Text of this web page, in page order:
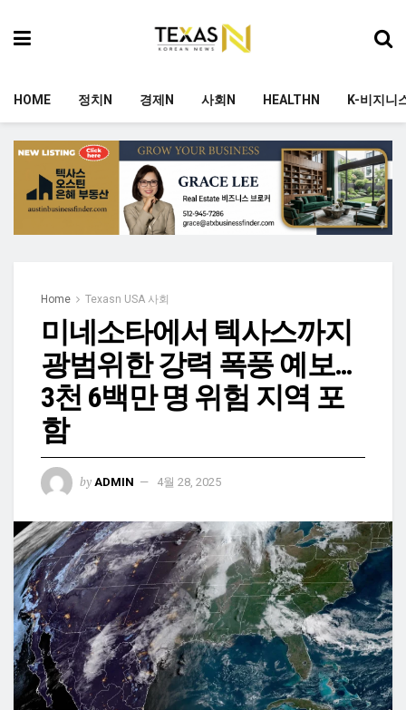
HOME 정치N 경제N 사회N HEALTHN K-비지니
Home Texasn USA 사회
미네소타에서 텍사스까지
광범위한 강력 폭풍 예보…
3천 6백만 명 위험 지역 포
함
by ADMIN 4월 28, 2025